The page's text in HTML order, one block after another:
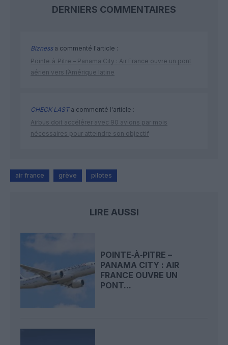
DERNIERS COMMENTAIRES
Biznessa commenté l'article :
Pointe‑à‑Pitre – Panama City : Air France ouvre un pont
aérien vers l’Amérique latine
CHECK LASTa commenté l'article :
Airbus doit accélérer avec 90 avions par mois
nécessaires pour atteindre son objectif
air france grève pilotes
LIRE AUSSI
POINTE‑À‑PITRE –
PANAMA CITY : AIR
FRANCE OUVRE UN
PONT...